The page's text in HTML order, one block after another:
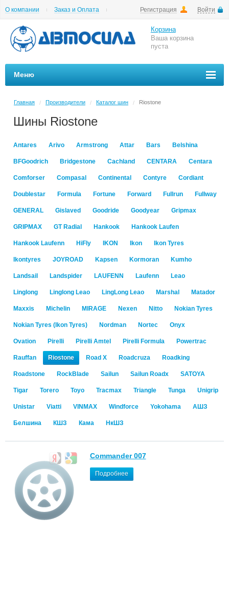
Регистрация Войти
О компании
Заказ и Оплата
Корзина
Ваша корзина
пуста
Меню
Главная / Производители / Каталог шин / Riostone
Шины Riostone
Antares Arivo Armstrong Attar Bars Belshina
BFGoodrich Bridgestone Cachland CENTARA Centara
Comforser Compasal Continental Contyre Cordiant
Doublestar Formula Fortune Forward Fullrun Fullway
GENERAL Gislaved Goodride Goodyear Gripmax
GRIPMAX GT Radial Hankook Hankook Laufen
Hankook Laufenn HiFly IKON Ikon Ikon Tyres
Ikontyres JOYROAD Kapsen Kormoran Kumho
Landsail Landspider LAUFENN Laufenn Leao
Linglong Linglong Leao LingLong Leao Marshal Matador
Maxxis Michelin MIRAGE Nexen Nitto Nokian Tyres
Nokian Tyres (Ikon Tyres) Nordman Nortec Onyx
Ovation Pirelli Pirelli Amtel Pirelli Formula Powertrac
Rauffan Riostone Road X Roadcruza Roadking
Roadstone RockBlade Sailun Sailun Roadx SATOYA
Tigar Torero Toyo Tracmax Triangle Tunga Unigrip
Unistar Viatti VINMAX Windforce Yokohama АШЗ
Белшина КШЗ Кама НкШЗ
Commander 007
Подробнее